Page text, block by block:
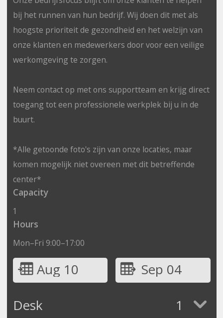
bij het runnen van hun bedrijf. Wij doen dit met als
hoogste prioriteit de gezondheid en het welzijn van
onze klanten en medewerkers door voor een veilige
werkomgeving te zorgen.
Neem contact op met ons supportteam en krijg direct
toegang tot een professionele werkplek bij u in de
buurt.
*Alle getoonde foto's zijn van onze locaties, maar
komen mogelijk niet overeen met dit betreffende
center*
Capacity
1
Hours
Mon–Fri 9:00–17:00
Aug 10
Sep 04
Desk
1